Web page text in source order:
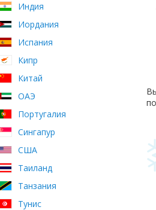
Индия
Иордания
Испания
Кипр
Китай
ОАЭ
Португалия
Сингапур
США
Таиланд
Танзания
Тунис